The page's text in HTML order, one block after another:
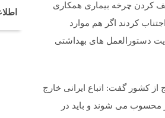
کردن چرخه بیماری همکاری
کردند اگر هم موارد
دستورالعمل های بهداشتی
کشور گفت: اتباع ایرانی خارج
محسوب می شوند و باید در